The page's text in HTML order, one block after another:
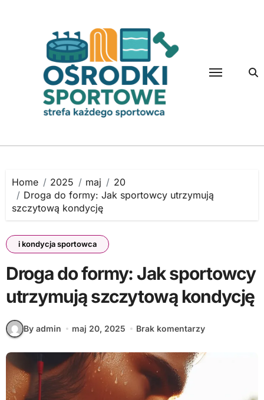
Home 2025 maj
20
Droga do formy: Jak sportowcy utrzymują
szczytową kondycję
i kondycja sportowca
Droga do formy: Jak sportowcy
utrzymują szczytową kondycję
By admin maj 20, 2025 Brak komentarzy